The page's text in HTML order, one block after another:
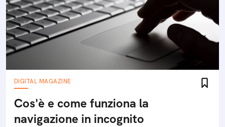
DIGITAL MAGAZINE
Cos'è e come funziona la
navigazione in incognito